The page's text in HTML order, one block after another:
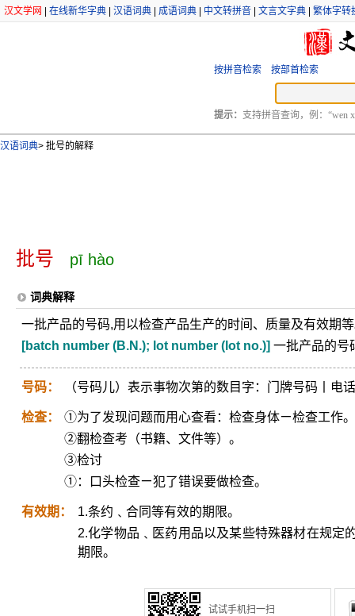
汉文学网 在线新华字典 汉语词典 成语词典 中文转拼音 文言文字典 繁体字转
按拼音检索 按部首检索
提示： 支持拼音查询，例：“wen
汉语词典> 批号的解释
批号 pī hào
词典解释
一批产品的号码,用以检查产品生产的时间、质量及有效期
[batch number (B.N.); lot number (lot no.)] 一批产品的号
号码： （号码儿）表示事物次第的数目字：门牌号码丨电
检查：
①为了发现问题而用心查看：检查身体ㄧ检查工作。
②翻检查考（书籍、文件等）。
③检讨
①：口头检查ㄧ犯了错误要做检查。
有效期：
1.条约﹑合同等有效的期限。
2.化学物品﹑医药用品以及某些特殊器材在规定
期限。
试试手机扫一扫